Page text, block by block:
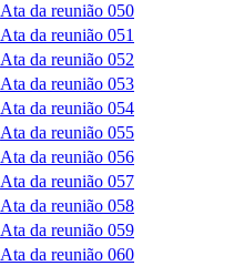
Ata da reunião 050
Ata da reunião 051
Ata da reunião 052
Ata da reunião 053
Ata da reunião 054
Ata da reunião 055
Ata da reunião 056
Ata da reunião 057
Ata da reunião 058
Ata da reunião 059
Ata da reunião 060